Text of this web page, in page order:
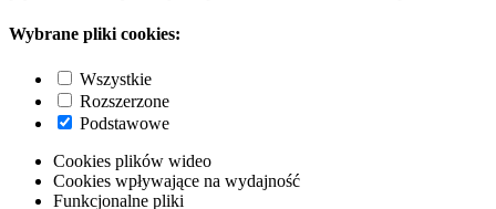
Wybrane pliki cookies:
Wszystkie
Rozszerzone
Podstawowe
Cookies plików wideo
Cookies wpływające na wydajność
Funkcjonalne pliki